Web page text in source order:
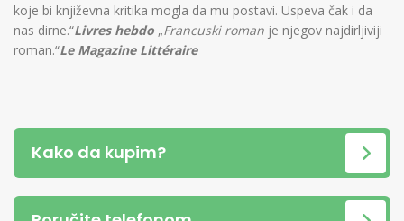
koje bi književna kritika mogla da mu postavi. Uspeva čak i da
nas dirne.“Livres hebdo „Francuski roman je njegov najdirljiviji
roman.“Le Magazine Littéraire
Kako da kupim?